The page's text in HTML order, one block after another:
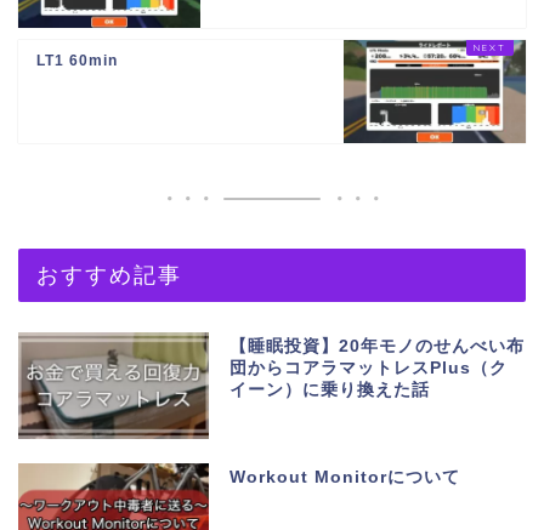
LT1 60min
おすすめ記事
【睡眠投資】20年モノのせんべい布
団からコアラマットレスPlus（ク
イーン）に乗り換えた話
Workout Monitorについて